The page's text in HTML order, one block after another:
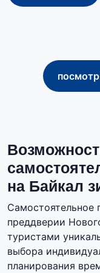
на Байкал
Самостоятельное
преддверии
туристами
выбора
планирования